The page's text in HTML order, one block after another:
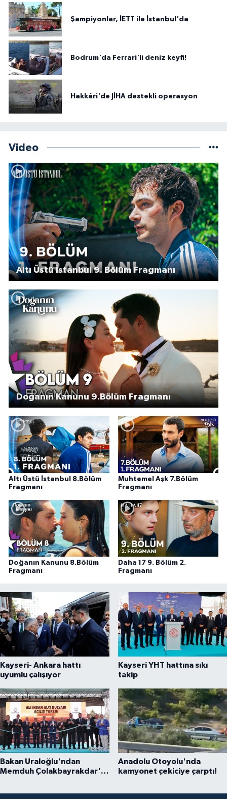
Şampiyonlar, İETT ile İstanbul'da
Bodrum'da Ferrari'li deniz keyfi!
Hakkâri'de JİHA destekli operasyon
Video
Altı Üstü İstanbul 9. Bölüm Fragmanı
Doğanın Kanunu 9.Bölüm Fragmanı
Altı Üstü İstanbul 8.Bölüm
Fragmanı
Muhtemel Aşk 7.Bölüm
Fragmanı
Doğanın Kanunu 8.Bölüm
Fragmanı
Daha 17 9. Bölüm 2.
Fragmanı
Kayseri- Ankara hattı
uyumlu çalışıyor
Kayseri YHT hattına sıkı
takip
Bakan Uraloğlu'ndan
Memduh Çolakbayrakdar'a
Anadolu Otoyolu'nda
kamyonet çekiciye çarptı!